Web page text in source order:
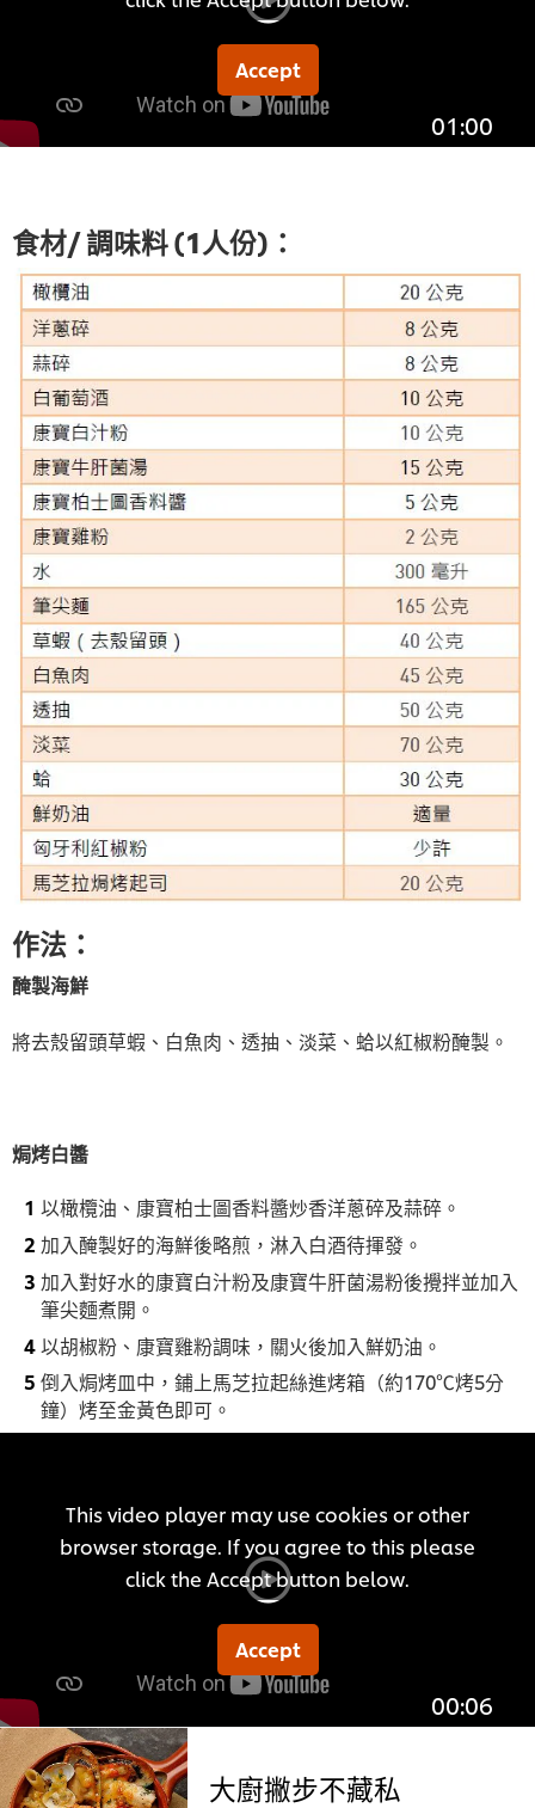
Accept
01:00
食材/ 調味料 (1人份)：
作法：
醃製海鮮
將去殼留頭草蝦、白魚肉、透抽、淡菜、蛤以紅椒粉醃製。
焗烤白醬
以橄欖油、康寶柏士圖香料醬炒香洋蔥碎及蒜碎。
加入醃製好的海鮮後略煎，淋入白酒待揮發。
加入對好水的康寶白汁粉及康寶牛肝菌湯粉後攪拌並加入
筆尖麵煮開。
以胡椒粉、康寶雞粉調味，關火後加入鮮奶油。
倒入焗烤皿中，鋪上馬芝拉起絲進烤箱（約170℃烤5分
鐘）烤至金黃色即可。
This video player may use cookies or other
browser storage. If you agree to this please
click the Accept button below.
Accept
00:06
大廚撇步不藏私